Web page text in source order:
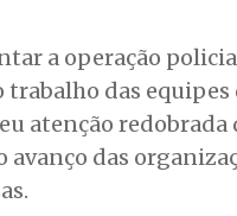
a operação
trabalho das
atenção redobrada
avanço das